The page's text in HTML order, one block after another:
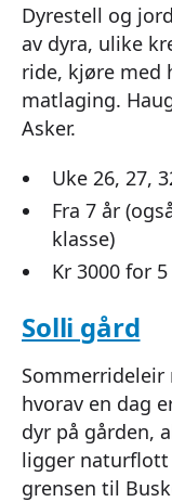
Dyrestell og
av dyra, ulike
ride, kjøre med
matlaging.
Asker.
Uke 26, 27,
Fra 7 år
klasse)
Kr 3000 for
Solli gård
Sommerrideleir
hvorav en dag
dyr på gården,
ligger naturflott
grensen til